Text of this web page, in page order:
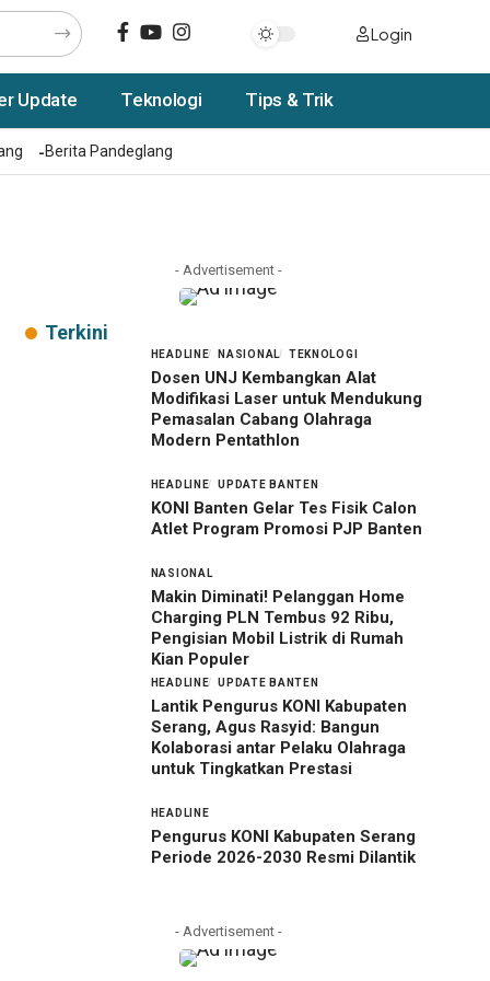
Login
Update Teknologi Tips & Trik
Berita Pandeglang
- Advertisement -
Terkini
HEADLINE NASIONAL TEKNOLOGI
Dosen UNJ Kembangkan Alat
Modifikasi Laser untuk Mendukung
Pemasalan Cabang Olahraga
Modern Pentathlon
HEADLINE UPDATE BANTEN
KONI Banten Gelar Tes Fisik Calon
Atlet Program Promosi PJP Banten
NASIONAL
Makin Diminati! Pelanggan Home
Charging PLN Tembus 92 Ribu,
Pengisian Mobil Listrik di Rumah
Kian Populer
HEADLINE UPDATE BANTEN
Lantik Pengurus KONI Kabupaten
Serang, Agus Rasyid: Bangun
Kolaborasi antar Pelaku Olahraga
untuk Tingkatkan Prestasi
HEADLINE
Pengurus KONI Kabupaten Serang
Periode 2026-2030 Resmi Dilantik
- Advertisement -